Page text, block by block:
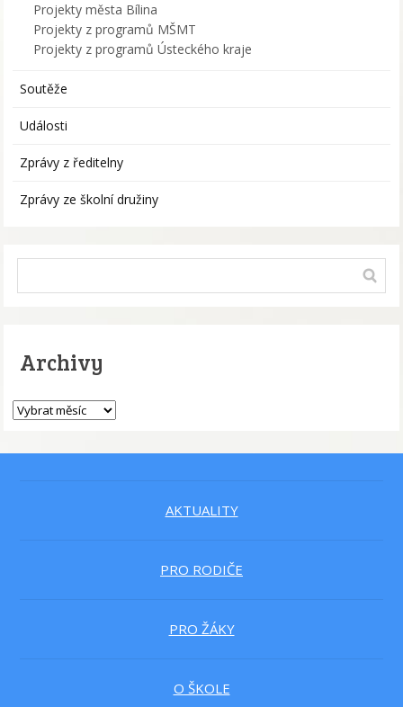
Projekty města Bílina
Projekty z programů MŠMT
Projekty z programů Ústeckého kraje
Soutěže
Události
Zprávy z ředitelny
Zprávy ze školní družiny
Archivy
AKTUALITY
PRO RODIČE
PRO ŽÁKY
O ŠKOLE